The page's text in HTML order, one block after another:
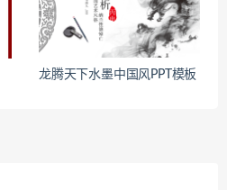
龙腾天下水墨中国风PPT模板